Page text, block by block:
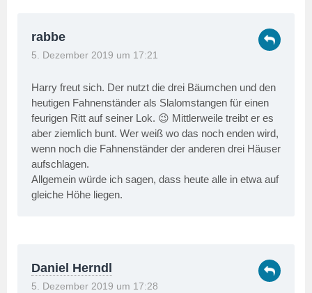
rabbe
5. Dezember 2019 um 17:21
Harry freut sich. Der nutzt die drei Bäumchen und den
heutigen Fahnenständer als Slalomstangen für einen
feurigen Ritt auf seiner Lok. 😉 Mittlerweile treibt er es
aber ziemlich bunt. Wer weiß wo das noch enden wird,
wenn noch die Fahnenständer der anderen drei Häuser
aufschlagen.
Allgemein würde ich sagen, dass heute alle in etwa auf
gleiche Höhe liegen.
Daniel Herndl
5. Dezember 2019 um 17:28